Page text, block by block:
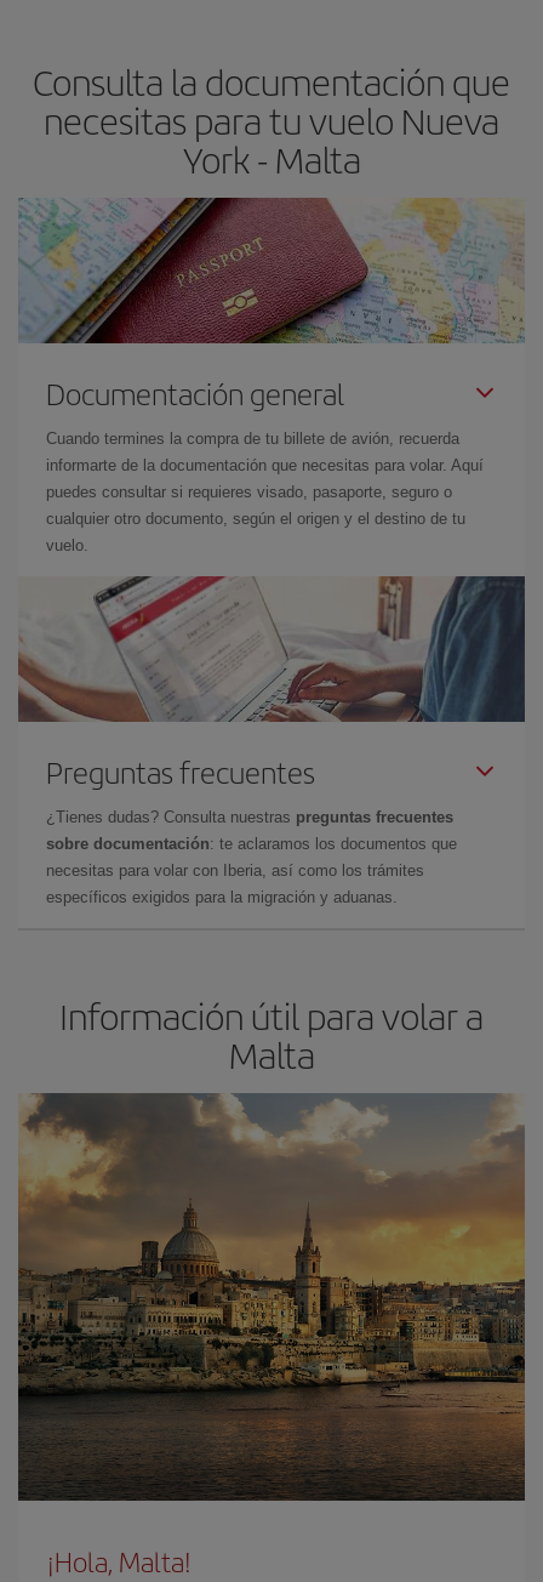
Consulta la documentación que
necesitas para tu vuelo Nueva
York - Malta
Documentación general
Cuando termines la compra de tu billete de avión, recuerda
informarte de la documentación que necesitas para volar. Aquí
puedes consultar si requieres visado, pasaporte, seguro o
cualquier otro documento, según el origen y el destino de tu
vuelo.
Preguntas frecuentes
¿Tienes dudas? Consulta nuestras preguntas frecuentes
sobre documentación: te aclaramos los documentos que
necesitas para volar con Iberia, así como los trámites
específicos exigidos para la migración y aduanas.
Información útil para volar a
Malta
¡Hola, Malta!